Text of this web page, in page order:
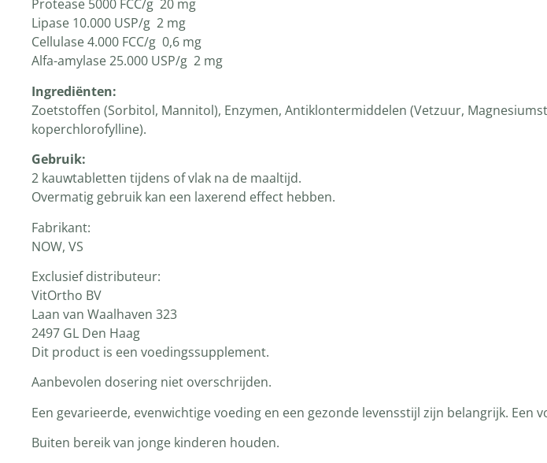
Protease 5000 FCC/g 20 mg
Lipase 10.000 USP/g 2 mg
Cellulase 4.000 FCC/g 0,6 mg
Alfa-amylase 25.000 USP/g 2 mg
Ingrediënten:
Zoetstoffen (Sorbitol, Mannitol), Enzymen, Antiklontermiddelen (Vetzuur,
koperchlorofylline).
Gebruik:
2 kauwtabletten tijdens of vlak na de maaltijd.
Overmatig gebruik kan een laxerend effect hebben.
Fabrikant:
NOW, VS
Exclusief distributeur:
VitOrtho BV
Laan van Waalhaven 323
2497 GL Den Haag
Dit product is een voedingssupplement.
Aanbevolen dosering niet overschrijden.
Een gevarieerde, evenwichtige voeding en een gezonde levensstijl zijn belangrijk.
Buiten bereik van jonge kinderen houden.